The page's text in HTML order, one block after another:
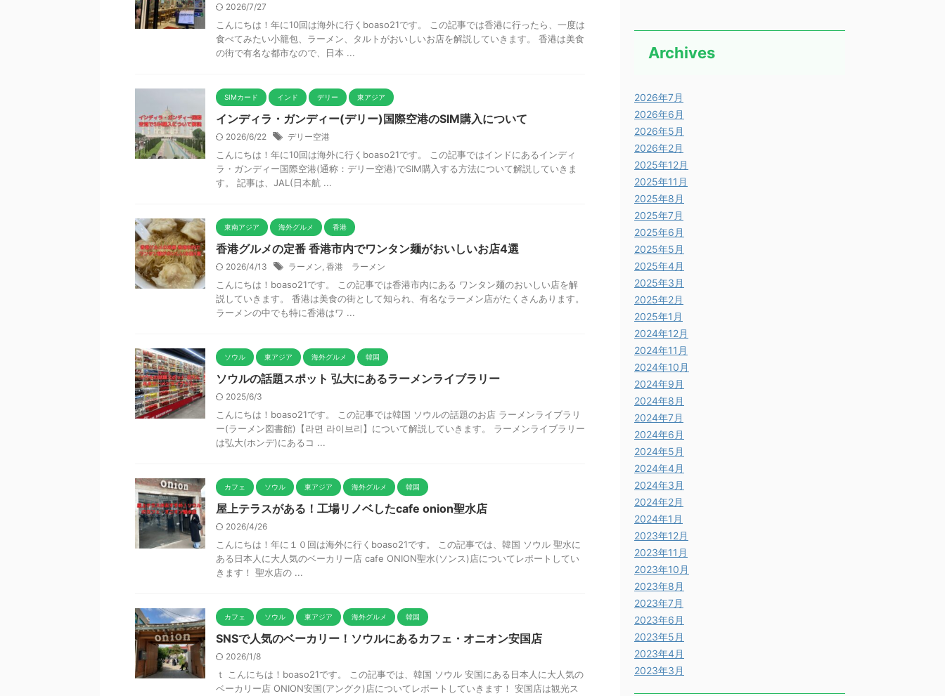
2026/7/27
こんにちは！年に10回は海外に行くboaso21です。 この記事では香港に行ったら、一度は
食べてみたい小籠包、ラーメン、タルトがおいしいお店を解説していきます。 香港は美食
の街で有名な都市なので、日本 ...
SIMカード インド デリー 東アジア
インディラ・ガンディー(デリー)国際空港のSIM購入について
2026/6/22 デリー空港
こんにちは！年に10回は海外に行くboaso21です。 この記事ではインドにあるインディ
ラ・ガンディー国際空港(通称：デリー空港)でSIM購入する方法について解説していきま
す。 記事は、JAL(日本航 ...
東南アジア 海外グルメ 香港
香港グルメの定番 香港市内でワンタン麺がおいしいお店4選
2026/4/13 ラーメン, 香港 ラーメン
こんにちは！boaso21です。 この記事では香港市内にある ワンタン麺のおいしい店を解
説していきます。 香港は美食の街として知られ、有名なラーメン店がたくさんあります。
ラーメンの中でも特に香港はワ ...
ソウル 東アジア 海外グルメ 韓国
ソウルの話題スポット 弘大にあるラーメンライブラリー
2025/6/3
こんにちは！boaso21です。 この記事では韓国 ソウルの話題のお店 ラーメンライブラリ
ー(ラーメン図書館)【라면 라이브리】について解説していきます。 ラーメンライブラリー
は弘大(ホンデ)にあるコ ...
カフェ ソウル 東アジア 海外グルメ 韓国
屋上テラスがある！工場リノベしたcafe onion聖水店
2026/4/26
こんにちは！年に１０回は海外に行くboaso21です。 この記事では、韓国 ソウル 聖水に
ある日本人に大人気のベーカリー店 cafe ONION聖水(ソンス)店についてレポートしてい
きます！ 聖水店の ...
カフェ ソウル 東アジア 海外グルメ 韓国
SNSで人気のベーカリー！ソウルにあるカフェ・オニオン安国店
2026/1/8
ｔ こんにちは！boaso21です。 この記事では、韓国 ソウル 安国にある日本人に大人気の
ベーカリー店 ONION安国(アングク)店についてレポートしていきます！ 安国店は観光ス
Archives
2026年7月
2026年6月
2026年5月
2026年2月
2025年12月
2025年11月
2025年8月
2025年7月
2025年6月
2025年5月
2025年4月
2025年3月
2025年2月
2025年1月
2024年12月
2024年11月
2024年10月
2024年9月
2024年8月
2024年7月
2024年6月
2024年5月
2024年4月
2024年3月
2024年2月
2024年1月
2023年12月
2023年11月
2023年10月
2023年8月
2023年7月
2023年6月
2023年5月
2023年4月
2023年3月